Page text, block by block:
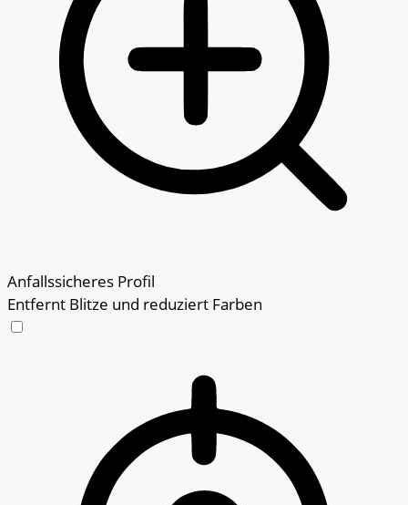
Anfallssicheres Profil
Entfernt Blitze und reduziert Farben